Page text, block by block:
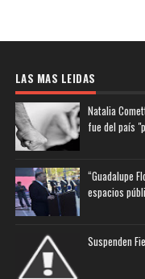
LAS MAS LEIDAS
Natalia
fue del país
“Guadalupe
espacios
Suspenden